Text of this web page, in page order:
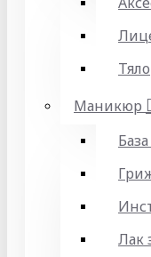
Тяло
Маникюр
Лак